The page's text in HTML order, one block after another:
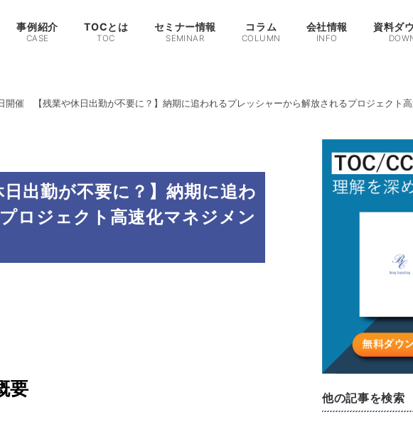
事例紹介
CASE
TOCとは
TOC
セミナー情報
SEMINAR
コラム
COLUMN
会社情報
INFO
資料ダ
開催 【残業や休日出勤が不要に？】納期に追われるプレッシャーから解放されるプロジェクト
出勤が不要に？】納期に追わ
ロジェクト高速化マネジメン
要 他の記事を検索